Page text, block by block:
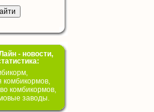
- новости,
комбикормов,
комбикормов,
заводы.